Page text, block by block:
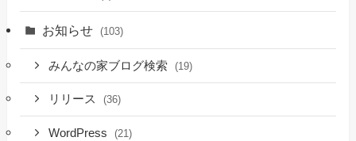
お知らせ (103)
みんなの家ブログ検索 (19)
リリース (36)
WordPress (21)